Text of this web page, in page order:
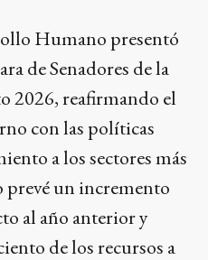
Humano presentó
de Senadores de la
2026, reafirmando el
con las políticas
a los sectores más
prevé un incremento
al año anterior y
de los recursos a